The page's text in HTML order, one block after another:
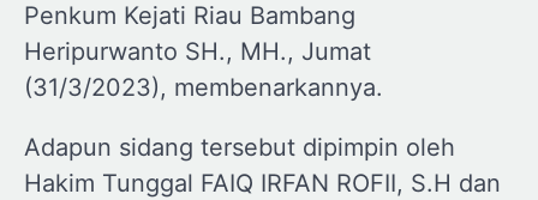
Penkum Kejati Riau Bambang
Heripurwanto SH., MH., Jumat
(31/3/2023), membenarkannya.
Adapun sidang tersebut dipimpin oleh
Hakim Tunggal FAIQ IRFAN ROFII, S.H dan